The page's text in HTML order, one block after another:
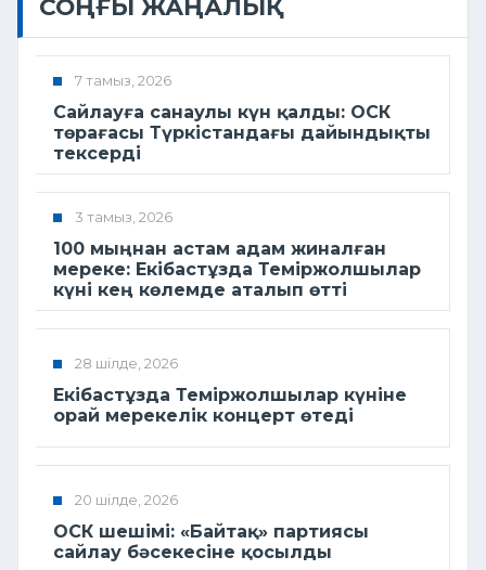
СОҢҒЫ ЖАҢАЛЫҚ
7 тамыз, 2026
Сайлауға санаулы күн қалды: ОСК
төрағасы Түркістандағы дайындықты
тексерді
3 тамыз, 2026
100 мыңнан астам адам жиналған
мереке: Екібастұзда Теміржолшылар
күні кең көлемде аталып өтті
28 шілде, 2026
Екібастұзда Теміржолшылар күніне
орай мерекелік концерт өтеді
20 шілде, 2026
ОСК шешімі: «Байтақ» партиясы
сайлау бәсекесіне қосылды